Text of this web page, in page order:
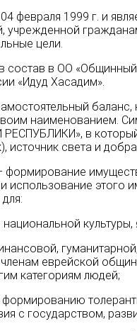
февраля 1999 г. и
учрежденной
цели.
состав в ОО
«Идуд Хасадим».
наименованием.
в
источник света и
использование этого
еврейской
категориям людей;
формированию
с государством,